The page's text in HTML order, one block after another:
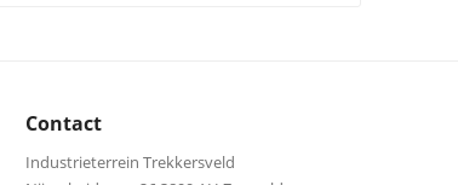
Contact
Industrieterrein Trekkersveld